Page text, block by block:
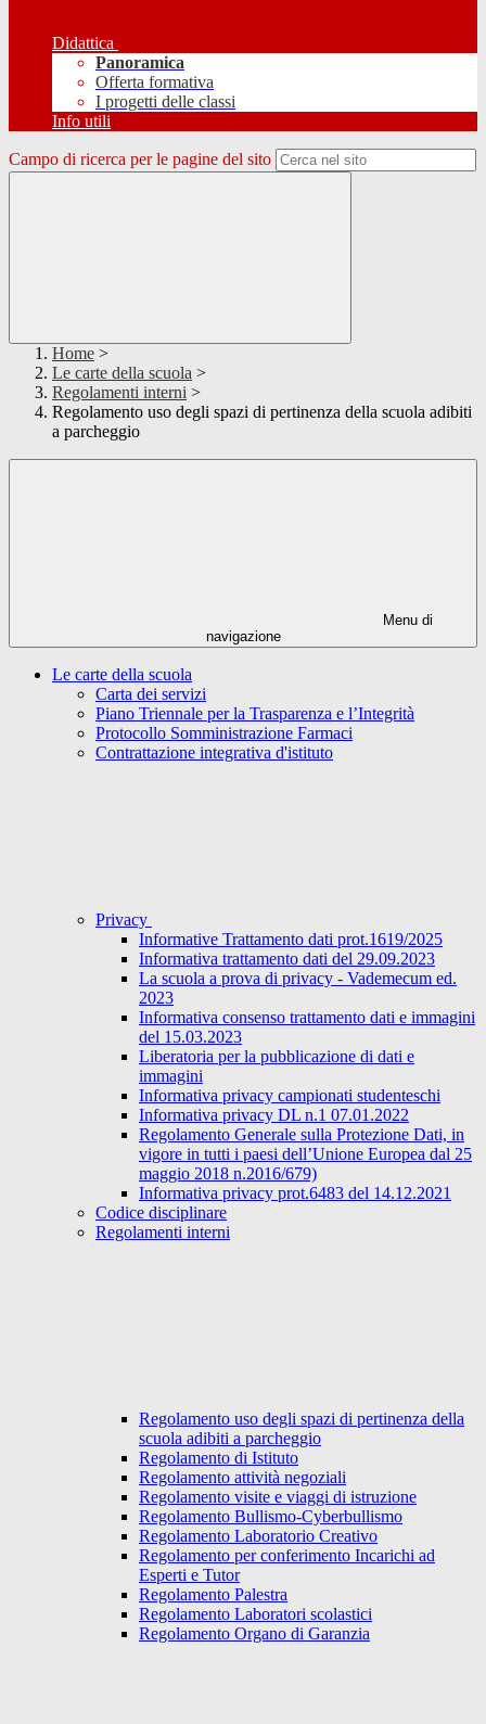
Didattica
Panoramica
Offerta formativa
I progetti delle classi
Info utili
Campo di ricerca per le pagine del sito
Home >
Le carte della scuola >
Regolamenti interni >
Regolamento uso degli spazi di pertinenza della scuola adibiti
a parcheggio
Menu di
navigazione
Le carte della scuola
Carta dei servizi
Piano Triennale per la Trasparenza e l’Integrità
Protocollo Somministrazione Farmaci
Contrattazione integrativa d'istituto
Privacy
Informative Trattamento dati prot.1619/2025
Informativa trattamento dati del 29.09.2023
La scuola a prova di privacy - Vademecum ed.
2023
Informativa consenso trattamento dati e immagini
del 15.03.2023
Liberatoria per la pubblicazione di dati e
immagini
Informativa privacy campionati studenteschi
Informativa privacy DL n.1 07.01.2022
Regolamento Generale sulla Protezione Dati, in
vigore in tutti i paesi dell’Unione Europea dal 25
maggio 2018 n.2016/679)
Informativa privacy prot.6483 del 14.12.2021
Codice disciplinare
Regolamenti interni
Regolamento uso degli spazi di pertinenza della
scuola adibiti a parcheggio
Regolamento di Istituto
Regolamento attività negoziali
Regolamento visite e viaggi di istruzione
Regolamento Bullismo-Cyberbullismo
Regolamento Laboratorio Creativo
Regolamento per conferimento Incarichi ad
Esperti e Tutor
Regolamento Palestra
Regolamento Laboratori scolastici
Regolamento Organo di Garanzia